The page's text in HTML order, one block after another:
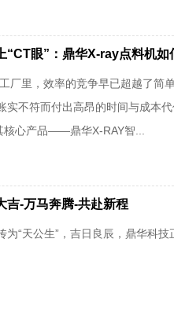
“CT眼”：鼎华X-ray点料机
厂里，效率的竞争早已超越了
实不符而付出高昂的时间与成本
核心产品——鼎华X-RAY智...
吉-万马奔腾-共赴新程
为“天公生”，吉日良辰，鼎华科